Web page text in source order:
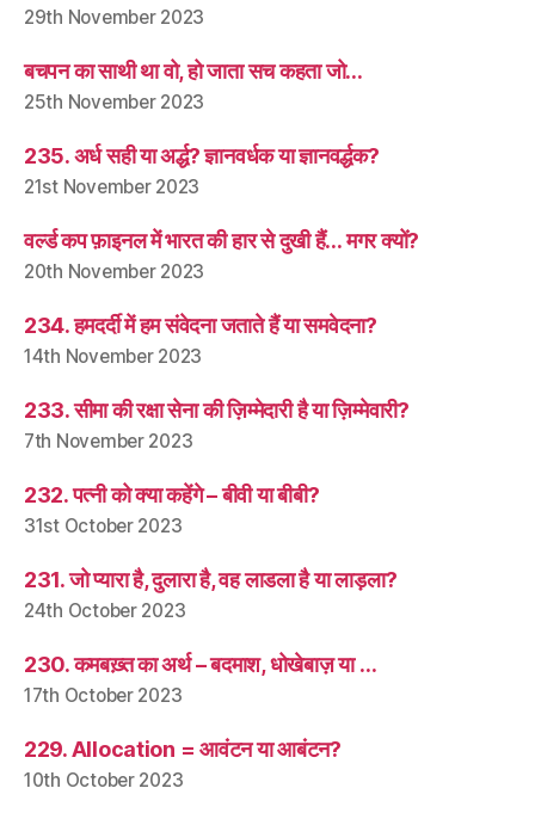
29th November 2023
बचपन का साथी था वो, हो जाता सच कहता जो…
25th November 2023
235. अर्ध सही या अर्द्ध? ज्ञानवर्धक या ज्ञानवर्द्धक?
21st November 2023
वर्ल्ड कप फ़ाइनल में भारत की हार से दुखी हैं… मगर क्यों?
20th November 2023
234. हमदर्दी में हम संवेदना जताते हैं या समवेदना?
14th November 2023
233. सीमा की रक्षा सेना की ज़िम्मेदारी है या ज़िम्मेवारी?
7th November 2023
232. पत्नी को क्या कहेंगे – बीवी या बीबी?
31st October 2023
231. जो प्यारा है, दुलारा है, वह लाडला है या लाड़ला?
24th October 2023
230. कमबख़्त का अर्थ – बदमाश, धोखेबाज़ या …
17th October 2023
229. Allocation = आवंटन या आबंटन?
10th October 2023